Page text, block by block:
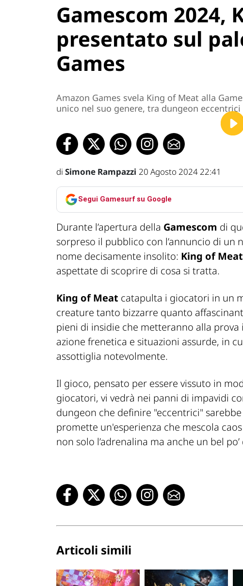
Gamescom 2024,
presentato sul
Games
Amazon Games svela King of Meat alla
unico nel suo genere, tra dungeon
di Simone Rampazzi 20 Agosto 2024 22:41
Segui Gamesurf su Google
Durante l’apertura della Gamescom di
sorpreso il pubblico con l’annuncio di
nome decisamente insolito: King of Meat
aspettate di scoprire di cosa si tratta.
King of Meat catapulta i giocatori in un
creature tanto bizzarre quanto
pieni di insidie che metteranno alla
azione frenetica e situazioni assurde, in
assottiglia notevolmente.
Il gioco, pensato per essere vissuto in
giocatori, vi vedrà nei panni di impavidi
dungeon che definire "eccentrici"
promette un'esperienza che mescola
non solo l’adrenalina ma anche un bel
Articoli simili